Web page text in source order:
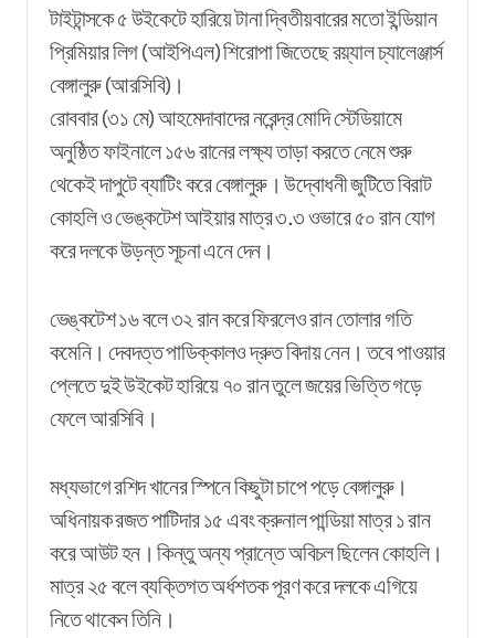
টাইটান্সকে ৫ উইকেটে হারিয়ে টানা দ্বিতীয়বারের মতো ইন্ডিয়ান
প্রিমিয়ার লিগ (আইপিএল) শিরোপা জিতেছে রয়্যাল চ্যালেঞ্জার্স
বেঙ্গালুরু (আরসিবি)।
রোববার (৩১ মে) আহমেদাবাদের নরেন্দ্র মোদি স্টেডিয়ামে
অনুষ্ঠিত ফাইনালে ১৫৬ রানের লক্ষ্য তাড়া করতে নেমে শুরু
থেকেই দাপুটে ব্যাটিং করে বেঙ্গালুরু। উদ্বোধনী জুটিতে বিরাট
কোহলি ও ভেঙ্কটেশ আইয়ার মাত্র ৩.৩ ওভারে ৫০ রান যোগ
করে দলকে উড়ন্ত সূচনা এনে দেন।
ভেঙ্কটেশ ১৬ বলে ৩২ রান করে ফিরলেও রান তোলার গতি
কমেনি। দেবদত্ত পাডিক্কালও দ্রুত বিদায় নেন। তবে পাওয়ার
প্লেতে দুই উইকেট হারিয়ে ৭০ রান তুলে জয়ের ভিত্তি গড়ে
ফেলে আরসিবি।
মধ্যভাগে রশিদ খানের স্পিনে কিছুটা চাপে পড়ে বেঙ্গালুরু।
অধিনায়ক রজত পাটিদার ১৫ এবং ক্রুনাল পান্ডিয়া মাত্র ১ রান
করে আউট হন। কিন্তু অন্য প্রান্তে অবিচল ছিলেন কোহলি।
মাত্র ২৫ বলে ব্যক্তিগত অর্ধশতক পূরণ করে দলকে এগিয়ে
নিতে থাকেন তিনি।